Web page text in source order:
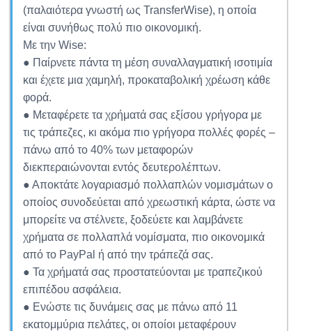
(παλαιότερα γνωστή ως TransferWise), η οποία
είναι συνήθως πολύ πιο οικονομική.
Με την Wise:
● Παίρνετε πάντα τη μέση συναλλαγματική ισοτιμία
και έχετε μια χαμηλή, προκαταβολική χρέωση κάθε
φορά.
● Μεταφέρετε τα χρήματά σας εξίσου γρήγορα με
τις τράπεζες, κι ακόμα πιο γρήγορα πολλές φορές –
πάνω από το 40% των μεταφορών
διεκπεραιώνονται εντός δευτερολέπτων.
● Αποκτάτε λογαριασμό πολλαπλών νομισμάτων ο
οποίος συνοδεύεται από χρεωστική κάρτα, ώστε να
μπορείτε να στέλνετε, ξοδεύετε και λαμβάνετε
χρήματα σε πολλαπλά νομίσματα, πιο οικονομικά
από το PayPal ή από την τράπεζά σας.
● Τα χρήματά σας προστατεύονται με τραπεζικού
επιπέδου ασφάλεια.
● Ενώστε τις δυνάμεις σας με πάνω από 11
εκατομμύρια πελάτες, οι οποίοι μεταφέρουν